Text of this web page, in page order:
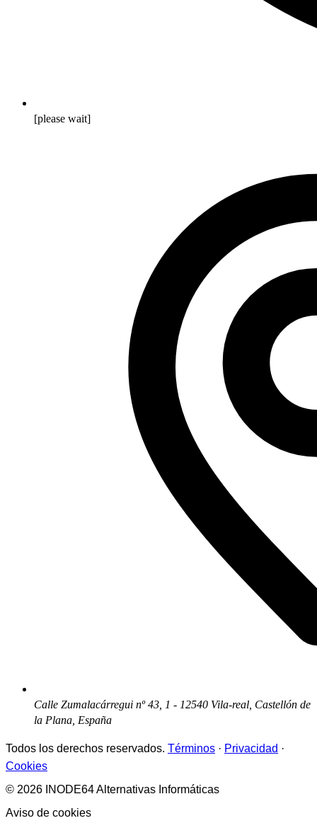
[please wait]
Calle Zumalacárregui nº 43, 1 - 12540 Vila-real, Castellón de
la Plana, España
Todos los derechos reservados. Términos · Privacidad ·
Cookies
© 2026 INODE64 Alternativas Informáticas
Aviso de cookies